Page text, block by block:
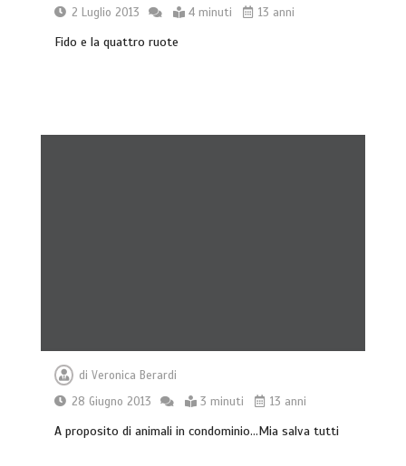
2 Luglio 2013
4 minuti 13 anni
Fido e la quattro ruote
diVeronica Berardi
28 Giugno 2013
3 minuti 13 anni
A proposito di animali in condominio…Mia salva tutti